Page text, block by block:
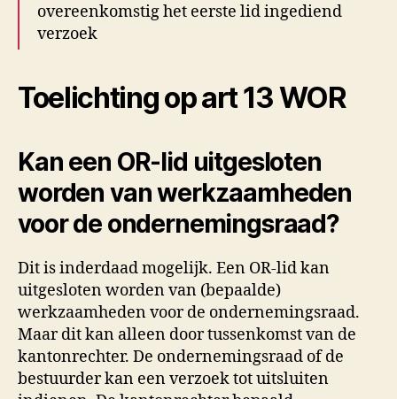
overeenkomstig het eerste lid ingediend
verzoek
Toelichting op art 13 WOR
Kan een OR-lid uitgesloten
worden van werkzaamheden
voor de ondernemingsraad?
Dit is inderdaad mogelijk. Een OR-lid kan
uitgesloten worden van (bepaalde)
werkzaamheden voor de ondernemingsraad.
Maar dit kan alleen door tussenkomst van de
kantonrechter. De ondernemingsraad of de
bestuurder kan een verzoek tot uitsluiten